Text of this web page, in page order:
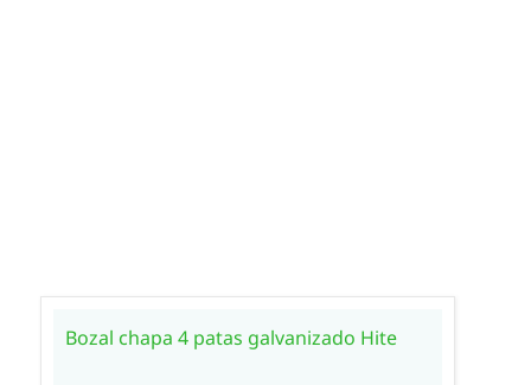
Bozal chapa 4 patas galvanizado Hite